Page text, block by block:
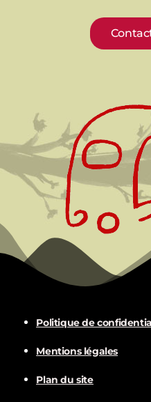
Politique de
Mentions légales
Plan du site